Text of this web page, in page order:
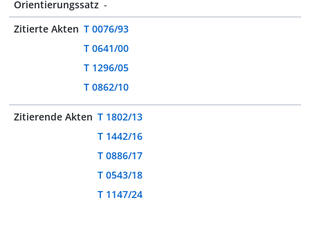
Orientierungssatz -
Zitierte Akten T 0076/93
T 0641/00
T 1296/05
T 0862/10
Zitierende Akten T 1802/13
T 1442/16
T 0886/17
T 0543/18
T 1147/24